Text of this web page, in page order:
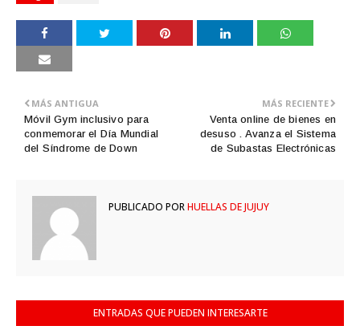
MÁS RECIENTE
Venta online de bienes en
desuso . Avanza el Sistema
de Subastas Electrónicas
MÁS ANTIGUA
Móvil Gym inclusivo para
conmemorar el Día Mundial
del Síndrome de Down
PUBLICADO PORHUELLAS DE JUJUY
ENTRADAS QUE PUEDEN INTERESARTE